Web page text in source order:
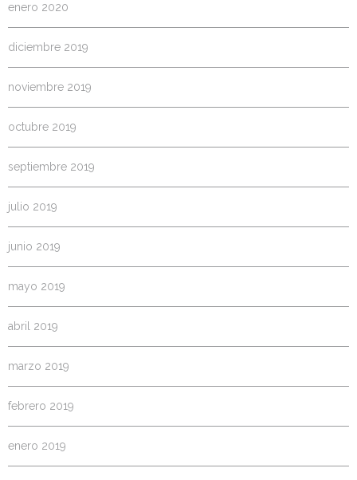
enero 2020
diciembre 2019
noviembre 2019
octubre 2019
septiembre 2019
julio 2019
junio 2019
mayo 2019
abril 2019
marzo 2019
febrero 2019
enero 2019